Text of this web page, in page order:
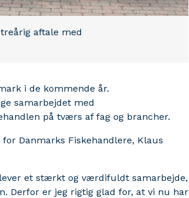
aftale med
i de kommende år.
samarbejdet med
på tværs af fag og brancher.
Danmarks Fiskehandlere, Klaus
et stærkt og værdifuldt samarbejde,
Derfor er jeg rigtig glad for, at vi nu har